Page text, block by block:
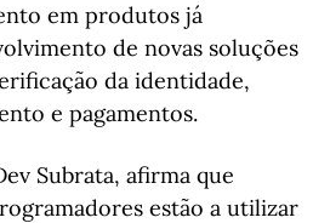
em produtos já
de novas soluções
da identidade,
e pagamentos.
Subrata, afirma que
estão a utilizar